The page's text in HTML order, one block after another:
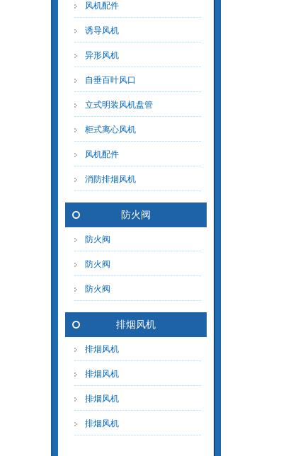
风机配件
诱导风机
异形风机
自垂百叶风口
立式明装风机盘管
柜式离心风机
风机配件
消防排烟风机
防火阀
防火阀
防火阀
防火阀
排烟风机
排烟风机
排烟风机
排烟风机
排烟风机